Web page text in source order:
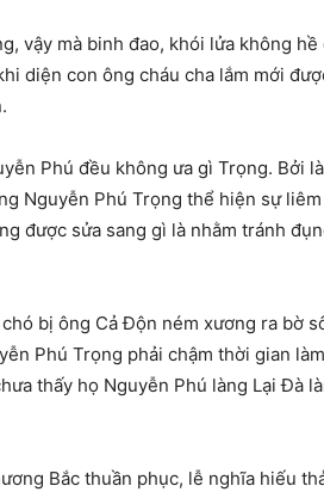
vậy mà binh đao, khói lửa không
diện con ông cháu cha lắm mới
Phú đều không ưa gì Trọng. Bởi
Nguyễn Phú Trọng thể hiện sự
được sửa sang gì là nhằm tránh
bị ông Cả Độn ném xương ra bờ
Phú Trọng phải chậm thời gian
thấy họ Nguyễn Phú làng Lại Đà
Bắc thuần phục, lễ nghĩa hiếu